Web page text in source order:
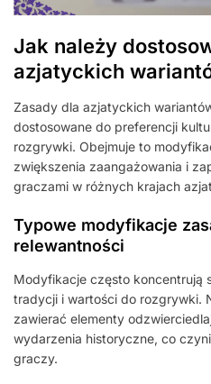
Jak należy
azjatyckich
Zasady dla azjatyckich
dostosowane do preferencji
rozgrywki. Obejmuje to
zwiększenia zaangażowania i
graczami w różnych krajach
Typowe modyfikacje
relewantności
Modyfikacje często koncentrują
tradycji i wartości do rozgrywki.
zawierać elementy
wydarzenia historyczne, co
graczy.